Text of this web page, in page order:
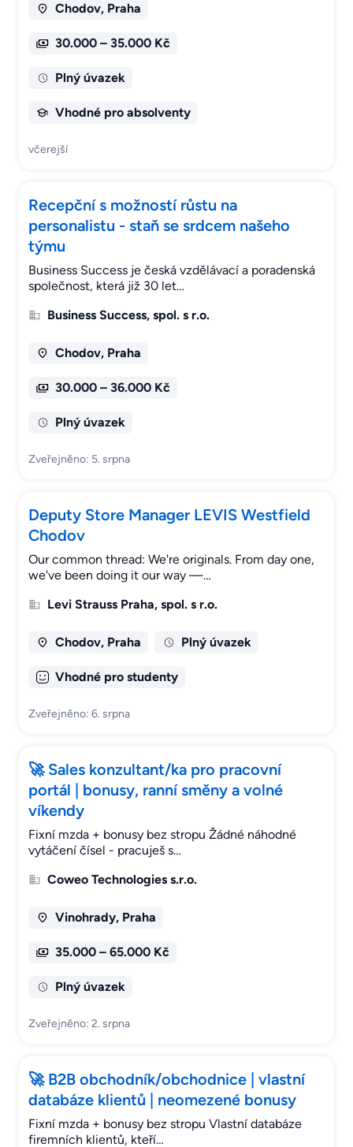
Chodov, Praha
30.000 – 35.000 Kč
Plný úvazek
Vhodné pro absolventy
včerejší
Recepční s možností růstu na
personalistu - staň se srdcem našeho
týmu
Business Success je česká vzdělávací a poradenská
společnost, která již 30 let…
Business Success, spol. s r.o.
Chodov, Praha
30.000 – 36.000 Kč
Plný úvazek
Zveřejněno: 5. srpna
Deputy Store Manager LEVIS Westfield
Chodov
Our common thread: We're originals. From day one,
we've been doing it our way —…
Levi Strauss Praha, spol. s r.o.
Chodov, Praha Plný úvazek
Vhodné pro studenty
Zveřejněno: 6. srpna
🚀 Sales konzultant/ka pro pracovní
portál | bonusy, ranní směny a volné
víkendy
Fixní mzda + bonusy bez stropu Žádné náhodné
vytáčení čísel - pracuješ s…
Coweo Technologies s.r.o.
Vinohrady, Praha
35.000 – 65.000 Kč
Plný úvazek
Zveřejněno: 2. srpna
🚀 B2B obchodník/obchodnice | vlastní
databáze klientů | neomezené bonusy
Fixní mzda + bonusy bez stropu Vlastní databáze
firemních klientů, kteří…